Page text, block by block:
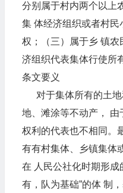
分别属于村内两个以上
集 体经济组织或者村
权；（三）属于乡 镇
济组织代表集体行使所
条文要义
对于集体所有的土地
地、滩涂等不动产，
权利的代表也不相同。
有有村集体、乡镇集体
在 人民公社化时期形成
有，队为基础”的体 制